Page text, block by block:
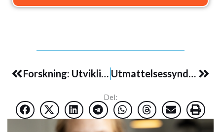
Forskning: Utviklingsforstyrrelser hos gutter født av mRNA-vaksinerte mødre Utmattelsessyndrom og mer religion og elefanter
Del: